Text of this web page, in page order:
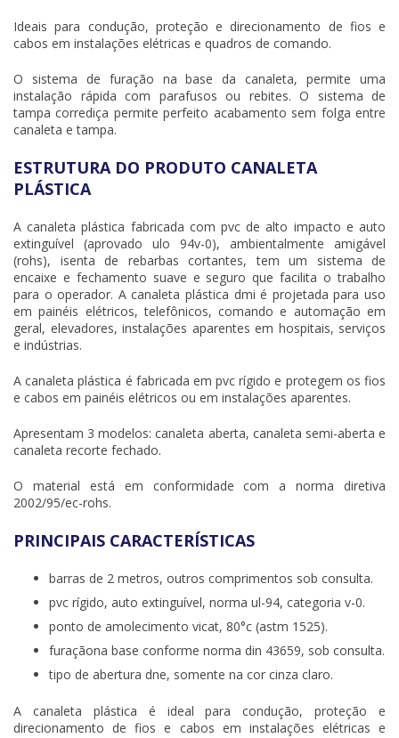
Ideais para condução, proteção e direcionamento de fios e
cabos em instalações elétricas e quadros de comando.
O sistema de furação na base da canaleta, permite uma
instalação rápida com parafusos ou rebites. O sistema de
tampa corrediça permite perfeito acabamento sem folga entre
canaleta e tampa.
ESTRUTURA DO PRODUTO CANALETA
PLÁSTICA
Acanaleta plástica fabricada com pvc de alto impacto e auto
extinguível (aprovado ulo 94v-0), ambientalmente amigável
(rohs), isenta de rebarbas cortantes, tem um sistema de
encaixe e fechamento suave e seguro que facilita o trabalho
para o operador. Acanaleta plástica dmi é projetada para uso
em painéis elétricos, telefônicos, comando e automação em
geral, elevadores, instalações aparentes em hospitais, serviços
e indústrias.
Acanaleta plástica é fabricada em pvc rígido e protegem os fios
e cabos em painéis elétricos ou em instalações aparentes.
Apresentam 3 modelos: canaleta aberta, canaleta semi-aberta e
canaleta recorte fechado.
O material está em conformidade com a norma diretiva
2002/95/ec-rohs.
PRINCIPAIS CARACTERÍSTICAS
barras de 2 metros, outros comprimentos sob consulta.
pvc rígido, auto extinguível, norma ul-94, categoria v-0.
ponto de amolecimento vicat, 80°c (astm 1525).
furaçãona base conforme norma din 43659, sob consulta.
tipo de abertura dne, somente na cor cinza claro.
A canaleta plástica é ideal para condução, proteção e
direcionamento de fios e cabos em instalações elétricas e